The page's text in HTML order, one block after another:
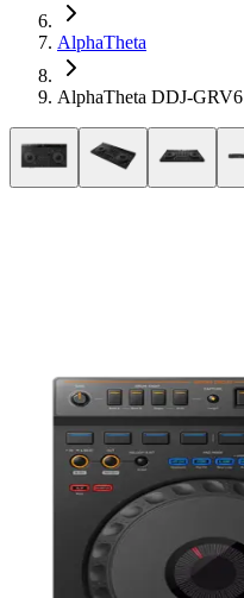
AlphaTheta
AlphaTheta DDJ-GRV6